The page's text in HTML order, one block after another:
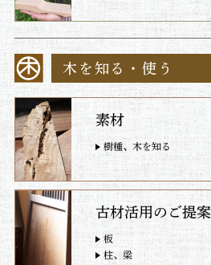
木を知る・使う
素材
樹種、木を知る
古材活用のご提案
板
柱、梁